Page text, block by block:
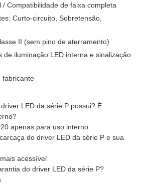
/ Compatibilidade de faixa completa
Curto-circuito, Sobretensão,
II (sem pino de aterramento)
de iluminação LED interna e sinalização
fabricante
LED da série P possui? É
apenas para uso interno
do driver LED da série P e sua
acessível
do driver LED da série P?